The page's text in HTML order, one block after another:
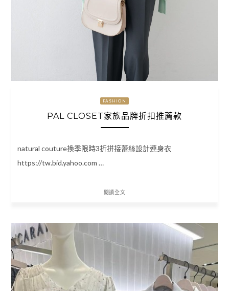
FASHION
PAL CLOSET家族品牌折扣推薦款
natural couture換季限時3折拼接蕾絲設計連身衣
https://tw.bid.yahoo.com …
閱讀全文